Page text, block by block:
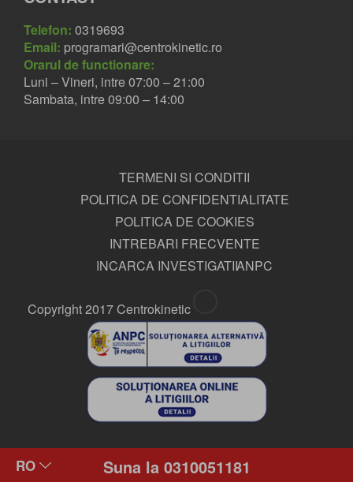
Telefon: 0319693
Email: programari@centrokinetic.ro
Orarul de functionare:
Luni – Vineri, intre 07:00 – 21:00
Sambata, intre 09:00 – 14:00
TERMENI SI CONDITII
POLITICA DE CONFIDENTIALITATE
POLITICA DE COOKIES
INTREBARI FRECVENTE
INCARCA INVESTIGATIIANPC
Copyright 2017 Centrokinetic
Suna la 0310051181